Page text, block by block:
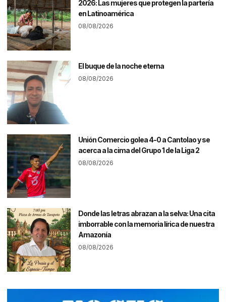
2026: Las mujeres que protegen la partería
en Latinoamérica
08/08/2026
El buque de la noche eterna
08/08/2026
Unión Comercio golea 4-0 a Cantolao y se
acerca a la cima del Grupo 1 de la Liga 2
08/08/2026
Donde las letras abrazan a la selva: Una cita
imborrable con la memoria lírica de nuestra
Amazonía
08/08/2026